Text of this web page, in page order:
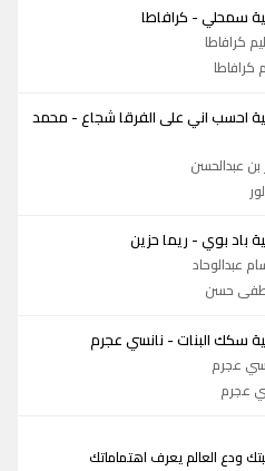
سمحلي- كرافاطا
كرافاطا
كرافاطا
احسب اني على الفرقا شجاع - محمد
عبدالحسن
باد بوي- ريما حزين
عبدالوحاد
حسن
سكك البنات- نانسي عجرم
عجرم
عجرم
ودع العالم يعرف اهتماماتك